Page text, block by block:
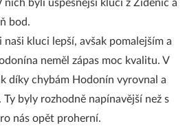
byli úspěšnější kluci z Židenic a
bod.
naši kluci lepší, avšak pomalejším a
neměl zápas moc kvalitu. V
díky chybám Hodonín vyrovnal a
byly rozhodně napínavější než s
nás opět proherní.